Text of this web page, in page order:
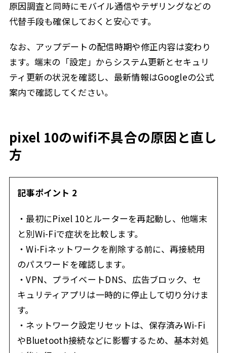
原因調査と同時にモバイル通信やテザリングなどの
代替手段も確保しておくと安心です。
なお、アップデートの配信時期や修正内容は変わり
ます。端末の「設定」からシステム更新とセキュリ
ティ更新の状況を確認し、最新情報はGoogleの公式
案内で確認してください。
pixel 10のwifi不具合の原因と直し
方
記事ポイント 2
・最初にPixel 10とルーターを再起動し、他端末
と別Wi-Fiで症状を比較します。
・Wi-Fiネットワークを削除する前に、再接続用
のパスワードを確認します。
・VPN、プライベートDNS、広告ブロック、セ
キュリティアプリは一時的に停止して切り分けま
す。
・ネットワーク設定リセットは、保存済みWi-Fi
やBluetooth接続などに影響するため、基本対処